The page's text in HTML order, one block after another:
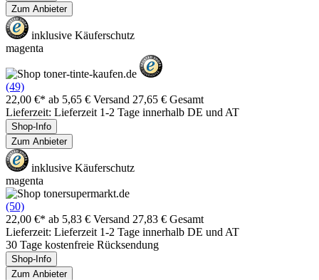
Zum Anbieter
inklusive Käuferschutz
magenta
(49)
22,00 €* ab 5,65 € Versand 27,65 € Gesamt
Lieferzeit: Lieferzeit 1-2 Tage innerhalb DE und AT
Shop-Info
Zum Anbieter
inklusive Käuferschutz
magenta
(50)
22,00 €* ab 5,83 € Versand 27,83 € Gesamt
Lieferzeit: Lieferzeit 1-2 Tage innerhalb DE und AT
30 Tage kostenfreie Rücksendung
Shop-Info
Zum Anbieter